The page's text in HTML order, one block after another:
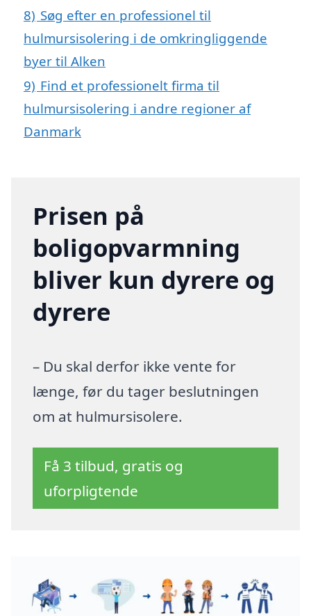
8) Søg efter en professionel til
hulmursisolering i de omkringliggende
byer til Alken
9) Find et professionelt firma til
hulmursisolering i andre regioner af
Danmark
Prisen på
boligopvarmning
bliver kun dyrere og
dyrere
– Du skal derfor ikke vente for
længe, før du tager beslutningen
om at hulmursisolere.
Få 3 tilbud, gratis og
uforpligtende